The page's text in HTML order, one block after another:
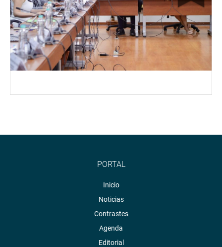
PORTAL
Inicio
Noticias
Contrastes
Agenda
Editorial